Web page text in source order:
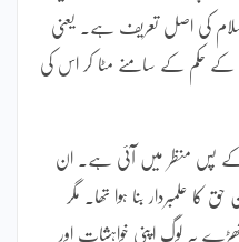
ہی اسلام کی اصل تعریف ہے۔ یعنی
کے حکم کے سامنے مٹا کر اس کی
کے پس منظر میں آئی ہے۔ ان
کا علمبردار بنا ہوا تھا۔ مگر
یہ لوگ اپنی خواہشات اور